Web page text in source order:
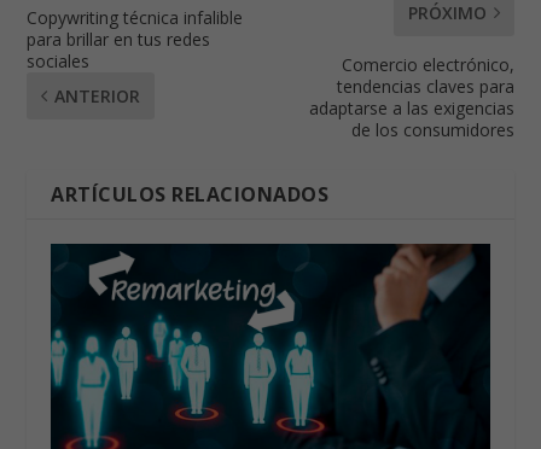
Copywriting técnica infalible
para brillar en tus redes
sociales
ANTERIOR
PRÓXIMO
Comercio electrónico,
tendencias claves para
adaptarse a las exigencias
de los consumidores
ARTÍCULOS RELACIONADOS